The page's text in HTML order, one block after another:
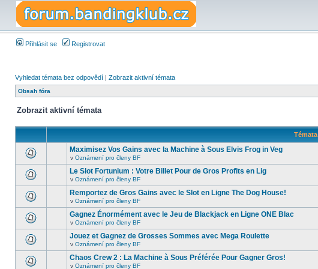
Přihlásit se Registrovat
Vyhledat témata bez odpovědí | Zobrazit aktivní témata
Obsah fóra
Zobrazit aktivní témata
Témata
Maximisez Vos Gains avec la Machine à Sous Elvis Frog in Veg
v Oznámení pro členy BF
Le Slot Fortunium : Votre Billet Pour de Gros Profits en Lig
v Oznámení pro členy BF
Remportez de Gros Gains avec le Slot en Ligne The Dog House!
v Oznámení pro členy BF
Gagnez Énormément avec le Jeu de Blackjack en Ligne ONE Blac
v Oznámení pro členy BF
Jouez et Gagnez de Grosses Sommes avec Mega Roulette
v Oznámení pro členy BF
Chaos Crew 2 : La Machine à Sous Préférée Pour Gagner Gros!
v Oznámení pro členy BF